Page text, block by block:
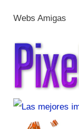
Webs Amigas